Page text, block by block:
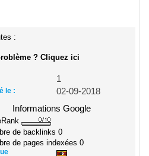
:
? Cliquez ici
1
le :
02-09-2018
Informations Google
de backlinks 0
de pages indexées 0